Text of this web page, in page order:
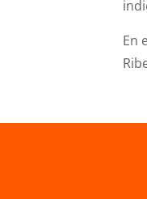
En